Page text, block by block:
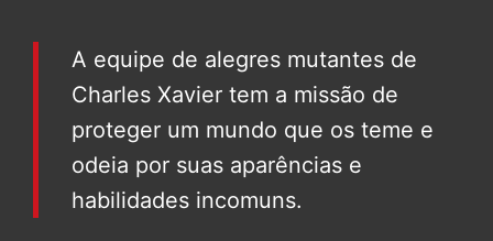
A equipe de alegres mutantes de
Charles Xavier tem a missão de
proteger um mundo que os teme e
odeia por suas aparências e
habilidades incomuns.